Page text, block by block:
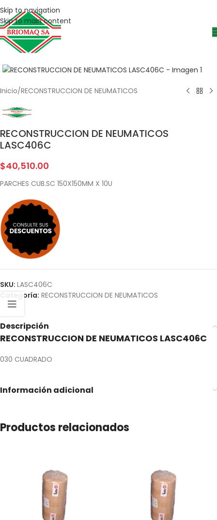
Skip to navigation
Skip to main content
Inicio/RECONSTRUCCION DE NEUMATICOS
RECONSTRUCCION DE NEUMATICOS
LASC406C
$40,510.00
PARCHES CUB.SC 150X150MM X 10U
SKU: LASC406C
Categoría: RECONSTRUCCION DE NEUMATICOS
Descripción
RECONSTRUCCION DE NEUMATICOS LASC406C
030 CUADRADO
Información adicional
Productos relacionados